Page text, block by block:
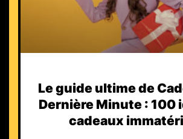
Le guide ultime de
Dernière Minute : 100
cadeaux